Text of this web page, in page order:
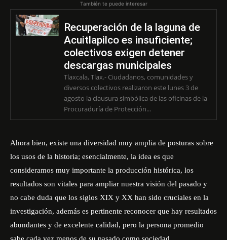
También te puede interesar
Recuperación de la laguna de
Acuitlapilco es insuficiente;
colectivos exigen detener
descargas municipales
Tlaxcala, Tlax.- Ciudadanos, comunidades y
diversos colectivos realizaron este lunes 3 de
agosto la clausura simbólica de las oficinas de la
Procuraduría de Protección...
Ahora bien, existe una diversidad muy amplia de posturas sobre
los usos de la historia; esencialmente, la idea es que
consideramos muy importante la producción histórica, los
resultados son vitales para ampliar nuestra visión del pasado y
no cabe duda que los siglos XIX y XX han sido cruciales en la
investigación, además es pertinente reconocer que hay resultados
abundantes y de excelente calidad, pero la persona promedio